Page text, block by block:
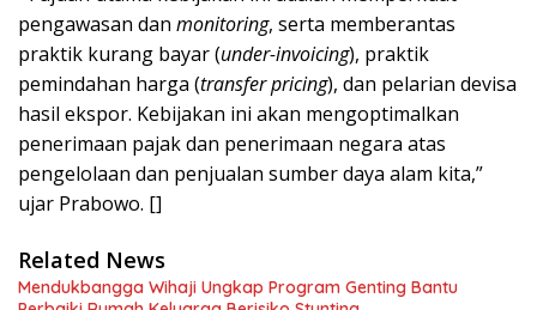
pengawasan dan monitoring, serta memberantas
praktik kurang bayar (under-invoicing), praktik
pemindahan harga (transfer pricing), dan pelarian devisa
hasil ekspor. Kebijakan ini akan mengoptimalkan
penerimaan pajak dan penerimaan negara atas
pengelolaan dan penjualan sumber daya alam kita,”
ujar Prabowo. []
Related News
Mendukbangga Wihaji Ungkap Program Genting Bantu